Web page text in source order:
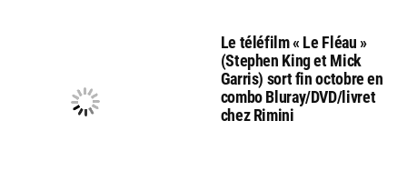
Le téléfilm « Le Fléau »
(Stephen King et Mick
Garris) sort fin octobre en
combo Bluray/DVD/livret
chez Rimini